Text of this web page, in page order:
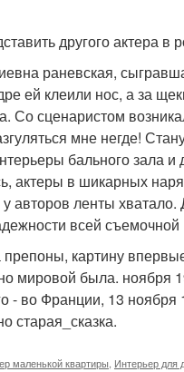
другого актера в
раневская,
ей клеили нос, а за
Со сценаристом
мне негде!
бального зала
актеры в шикарных
авторов ленты
всей съемочной
картину
мировой была. ноября
- во Франции, 13
старая_сказка.
маленькой квартиры Интерьер для